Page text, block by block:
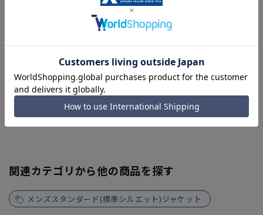
関連カテゴリから他の商品を探す
メンズスタンダード(標準シルエット)ジャケット